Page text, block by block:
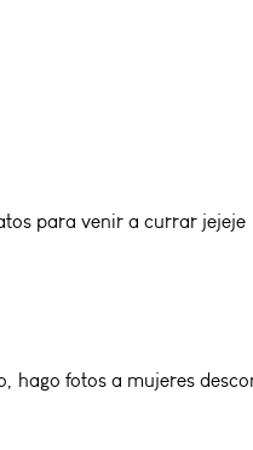
para venir a currar jejeje
fotos a mujeres